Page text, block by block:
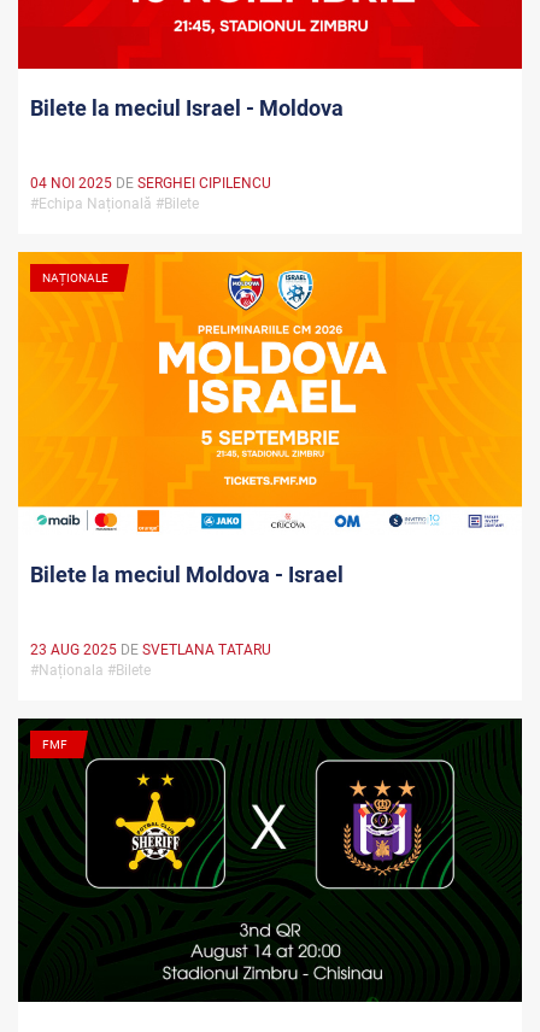
Bilete la meciul Israel - Moldova
04 NOI 2025 DE SERGHEI CIPILENCU
#Echipa Națională #Bilete
NAȚIONALE
Bilete la meciul Moldova - Israel
23 AUG 2025 DE SVETLANA TATARU
#Naționala #Bilete
FMF